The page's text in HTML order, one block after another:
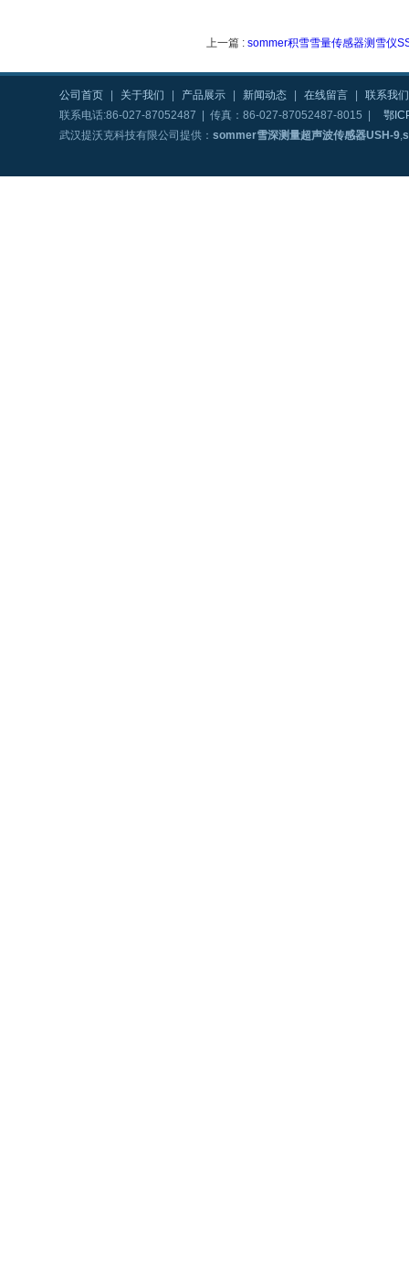
上一篇 : sommer积雪雪量传感器测雪仪
公司首页 关于我们 产品展示 新闻动态 在线留言
联系我们
联系电话:86-027-87052487 | 传真：86-027-87052487-8015 |
鄂
武汉提沃克科技有限公司提供： sommer雪深测量超声波传感器USH-9,